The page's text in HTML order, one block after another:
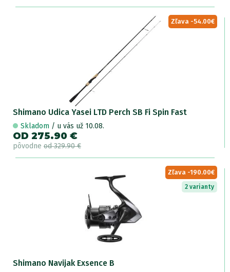
Zľava -54.00€
Shimano Udica Yasei LTD Perch SB Fi Spin Fast
Skladom / u vás už 10.08.
OD 275.90 €
pôvodne od 329.90 €
Zľava -190.00€
2 varianty
Shimano Navijak Exsence B